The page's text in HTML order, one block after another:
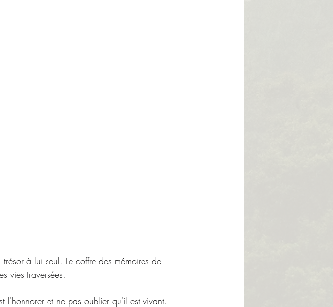
à lui seul. Le coffre des mémoires de
vies traversées.
l'honnorer et ne pas oublier qu'il est vivant.